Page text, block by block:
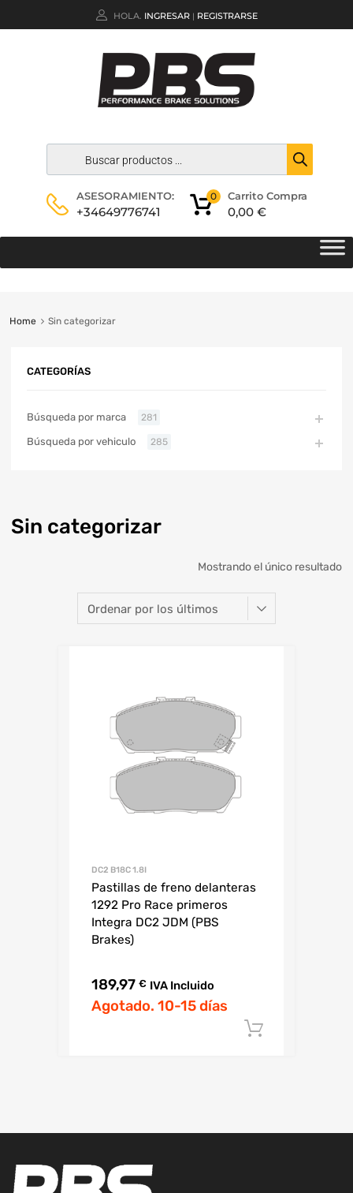
HOLA. INGRESAR | REGISTRARSE
ASESORAMIENTO:
+34649776741
Carrito Compra
0,00 €
0
Home Sin categorizar
Sin categorizar
Mostrando el único resultado
DC2 B18C 1.8I
Pastillas de freno delanteras
1292 Pro Race primeros
Integra DC2 JDM (PBS
Brakes)
189,97 € IVA Incluido
Agotado. 10-15 días
CATEGORÍAS
Búsqueda por marca 281
Búsqueda por vehiculo 285